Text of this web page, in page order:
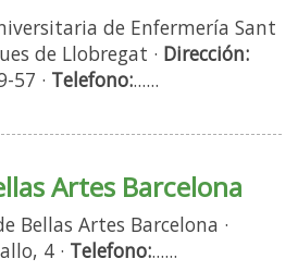
de Enfermería Sant
de Llobregat · Dirección:
57 · Telefono:......
Artes Barcelona
Bellas Artes Barcelona ·
4 · Telefono:......